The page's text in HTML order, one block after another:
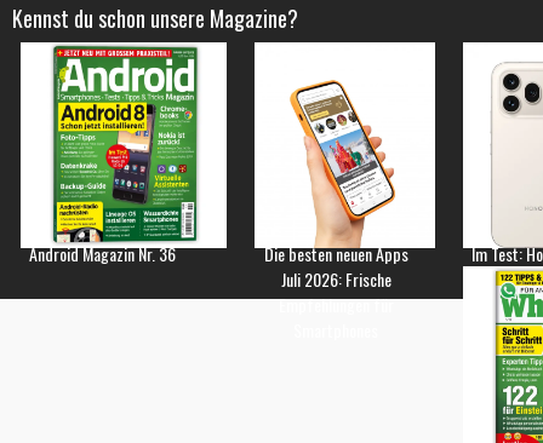
Kennst du schon unsere Magazine?
Android Magazin Nr. 36
Die besten neuen Apps
Juli 2026: Frische
Empfehlungen für
Im Test: